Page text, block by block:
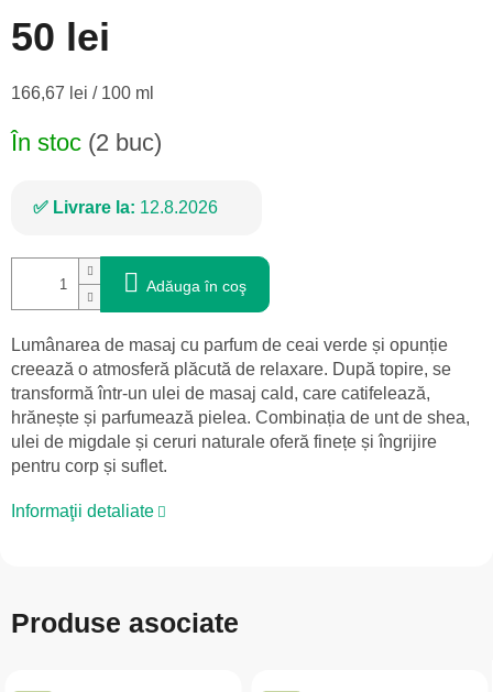
50 lei
Evaluare
166,67 lei / 100 ml
În stoc (2 buc)
Livrare la: 12.8.2026
Adăuga în coş
Lumânarea de masaj cu parfum de ceai verde și opunție
creează o atmosferă plăcută de relaxare. După topire, se
transformă într-un ulei de masaj cald, care catifelează,
hrănește și parfumează pielea. Combinația de unt de shea,
ulei de migdale și ceruri naturale oferă finețe și îngrijire
pentru corp și suflet.
Informaţii detaliate
Produse asociate